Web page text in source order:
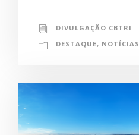
DIVULGAÇÃO CBTRI
DESTAQUE, NOTÍCIAS